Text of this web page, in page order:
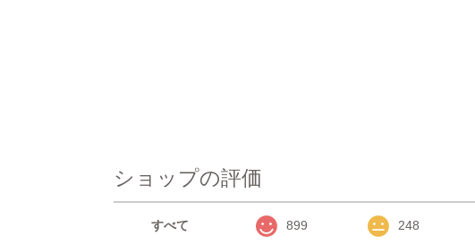
ショップの評価
すべて 899 248